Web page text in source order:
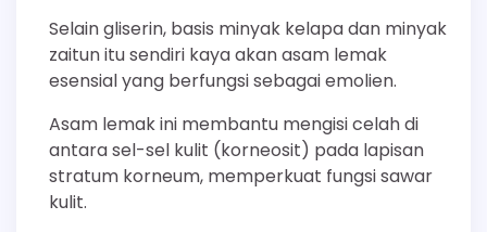
Selain gliserin, basis minyak kelapa dan minyak
zaitun itu sendiri kaya akan asam lemak
esensial yang berfungsi sebagai emolien.
Asam lemak ini membantu mengisi celah di
antara sel-sel kulit (korneosit) pada lapisan
stratum korneum, memperkuat fungsi sawar
kulit.